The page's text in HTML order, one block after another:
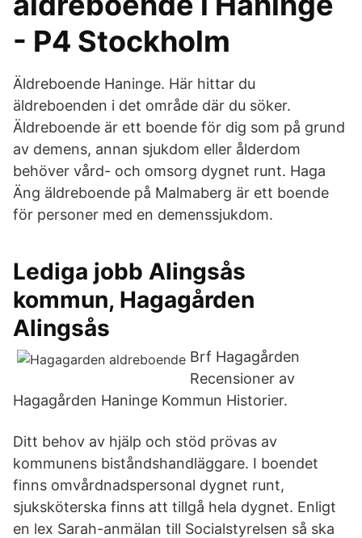
- P4 Stockholm
Äldreboende Haninge. Här hittar du
äldreboenden i det område där du söker.
Äldreboende är ett boende för dig som på grund
av demens, annan sjukdom eller ålderdom
behöver vård- och omsorg dygnet runt. Haga
Äng äldreboende på Malmaberg är ett boende
för personer med en demenssjukdom.
Lediga jobb Alingsås
kommun, Hagagården
Alingsås
Brf Hagagården
Recensioner av
Hagagården Haninge Kommun Historier.
Ditt behov av hjälp och stöd prövas av
kommunens biståndshandläggare. I boendet
finns omvårdnadspersonal dygnet runt,
sjuksköterska finns att tillgå hela dygnet. Enligt
en lex Sarah-anmälan till Socialstyrelsen så ska